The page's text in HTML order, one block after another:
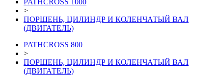
PATHCROSS 1000
>
ПОРШЕНЬ, ЦИЛИНДР И КОЛЕНЧАТЫЙ ВАЛ
(ДВИГАТЕЛЬ)
PATHCROSS 800
>
ПОРШЕНЬ, ЦИЛИНДР И КОЛЕНЧАТЫЙ ВАЛ
(ДВИГАТЕЛЬ)